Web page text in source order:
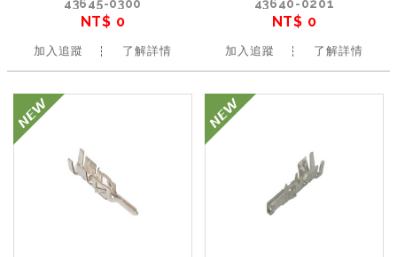
43645-0300
NT$ 0
加入追蹤 了解詳情
43640-0201
NT$ 0
加入追蹤 了解詳情